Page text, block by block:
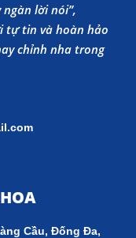
lời nói”,
tự tin và hoàn hảo
chỉnh nha trong
Cầu, Đống Đa,